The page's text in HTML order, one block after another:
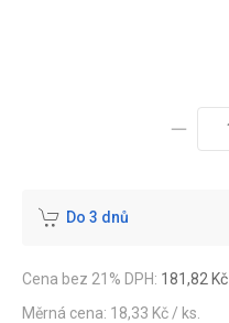
Do 3 dnů
Cena bez 21% DPH: 181,82 Kč
Měrná cena: 18,33 Kč / ks.